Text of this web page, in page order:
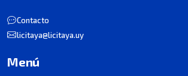
Contacto
licitaya@licitaya.uy
Menú